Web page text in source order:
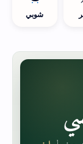
شوبي